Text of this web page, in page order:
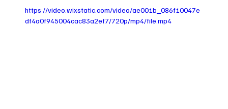
https://video.wixstatic.com/video/ae001b_086f10047e
df4a0f945004cac83a2ef7/720p/mp4/file.mp4